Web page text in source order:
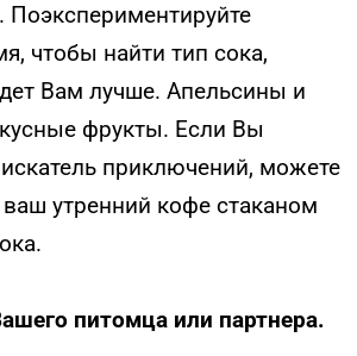
Поэкспериментируйте
чтобы найти тип сока,
Вам лучше. Апельсины и
фрукты. Если Вы
приключений, можете
утренний кофе стаканом
питомца или партнера.